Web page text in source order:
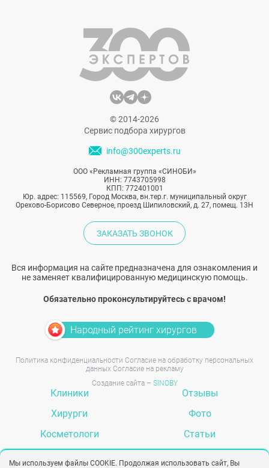
© 2014-2026
Сервис подбора хирургов
info@300experts.ru
ООО «Рекламная группа «СИНОБИ»
ИНН: 7743705998
КПП: 772401001
Юр. адрес: 115569, Город Москва, вн.тер.г. муниципальный округ
Орехово-Борисово Северное, проезд Шипиловский, д. 27, помещ. 13Н
ЗАКАЗАТЬ ЗВОНОК
Вся информация на сайте предназначена для ознакомления и
не заменяет квалифицированную медицинскую помощь.
Обязательно проконсультируйтесь с врачом!
Народный рейтинг хирургов
Политика конфиденциальности Согласие на обработку персональных
данных Согласие на рекламу
Создание сайта – SINOBY
Клиники
Хирурги
Косметологи
Отзывы
Фото
Статьи
Мы используем файлы COOKIE. Продолжая использовать сайт, Вы